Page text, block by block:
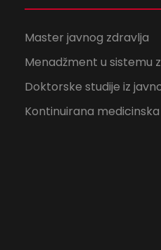
Master javnog zdravlja
Menadžment u sistemu
Doktorske studije iz
Kontinuirana